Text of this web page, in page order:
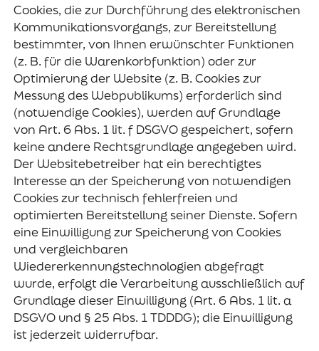
Cookies, die zur Durchführung des elektronischen
Kommunikationsvorgangs, zur Bereitstellung
bestimmter, von Ihnen erwünschter Funktionen
(z. B. für die Warenkorbfunktion) oder zur
Optimierung der Website (z. B. Cookies zur
Messung des Webpublikums) erforderlich sind
(notwendige Cookies), werden auf Grundlage
von Art. 6 Abs. 1 lit. f DSGVO gespeichert, sofern
keine andere Rechtsgrundlage angegeben wird.
Der Websitebetreiber hat ein berechtigtes
Interesse an der Speicherung von notwendigen
Cookies zur technisch fehlerfreien und
optimierten Bereitstellung seiner Dienste. Sofern
eine Einwilligung zur Speicherung von Cookies
und vergleichbaren
Wiedererkennungstechnologien abgefragt
wurde, erfolgt die Verarbeitung ausschließlich auf
Grundlage dieser Einwilligung (Art. 6 Abs. 1 lit. a
DSGVO und § 25 Abs. 1 TDDDG); die Einwilligung
ist jederzeit widerrufbar.